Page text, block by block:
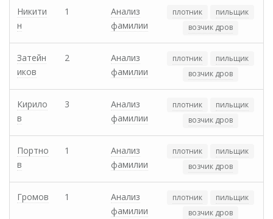
Никити
н
1
Анализ
фамилии
плотник
пильщик
возчик дров
Затейн
иков
2
Анализ
фамилии
плотник
пильщик
возчик дров
Кирило
в
3
Анализ
фамилии
плотник
пильщик
возчик дров
Портно
в
1
Анализ
фамилии
плотник
пильщик
возчик дров
Громов 1
Анализ
фамилии
плотник
пильщик
возчик дров